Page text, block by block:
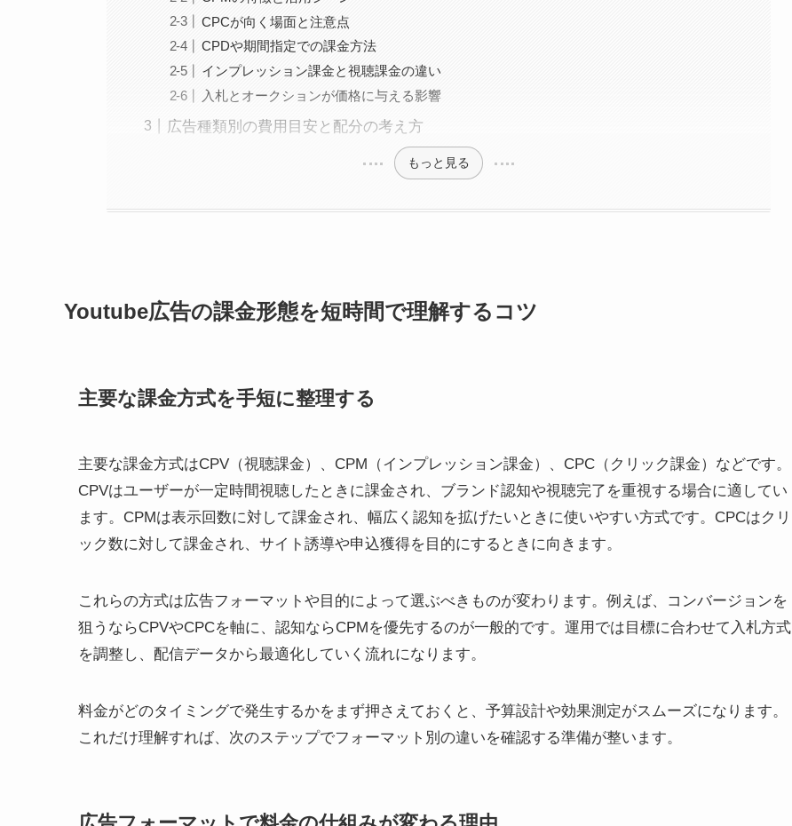
CPCが向く場面と注意点
CPDや期間指定での課金方法
インプレッション課金と視聴課金の違い
入札とオークションが価格に与える影響
広告種類別の費用目安と配分の考え方
もっと見る
Youtube広告の課金形態を短時間で理解するコツ
主要な課金方式を手短に整理する
主要な課金方式はCPV（視聴課金）、CPM（インプレッション課金）、CPC（クリック課金）などです。
CPVはユーザーが一定時間視聴したときに課金され、ブランド認知や視聴完了を重視する場合に適してい
ます。CPMは表示回数に対して課金され、幅広く認知を拡げたいときに使いやすい方式です。CPCはクリ
ック数に対して課金され、サイト誘導や申込獲得を目的にするときに向きます。
これらの方式は広告フォーマットや目的によって選ぶべきものが変わります。例えば、コンバージョンを
狙うならCPVやCPCを軸に、認知ならCPMを優先するのが一般的です。運用では目標に合わせて入札方式
を調整し、配信データから最適化していく流れになります。
料金がどのタイミングで発生するかをまず押さえておくと、予算設計や効果測定がスムーズになります。
これだけ理解すれば、次のステップでフォーマット別の違いを確認する準備が整います。